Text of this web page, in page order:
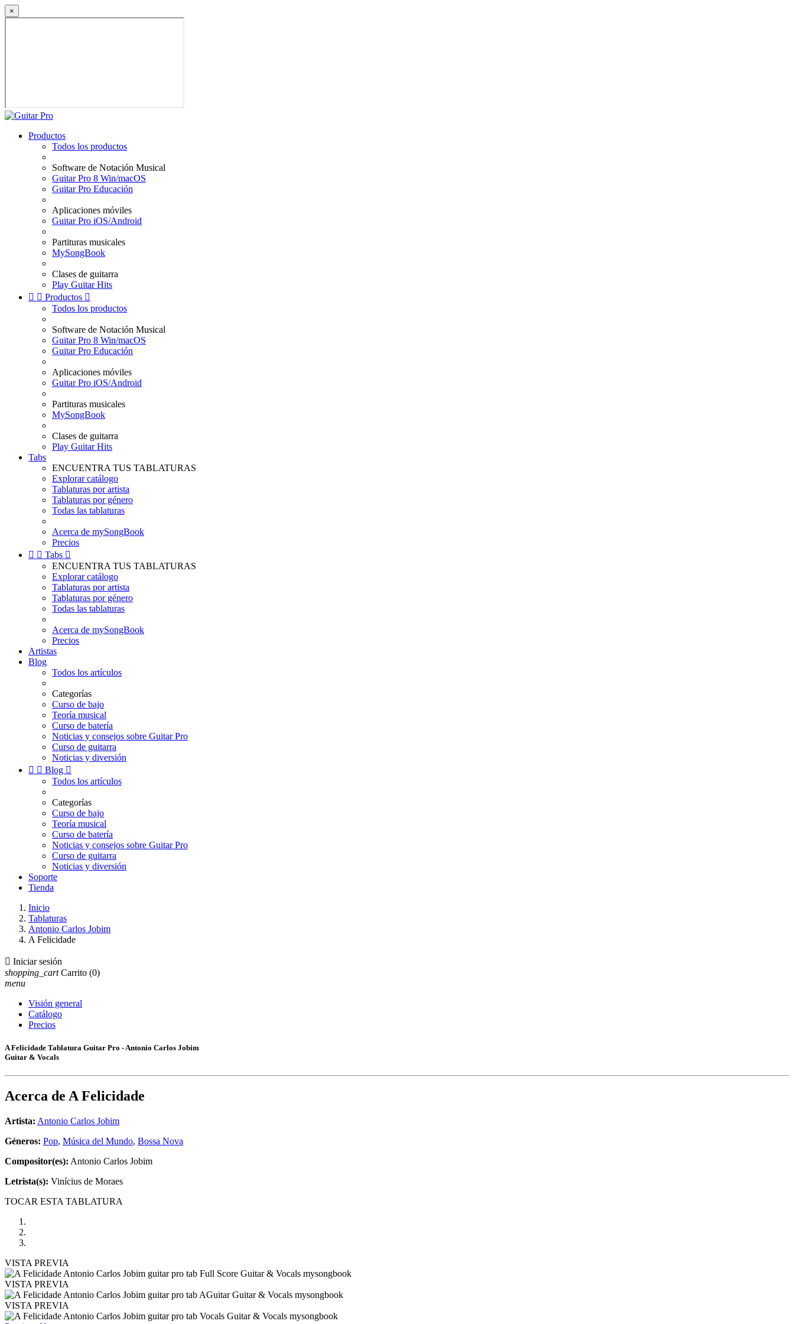
×
Productos
Todos los productos
Software de Notación Musical
Guitar Pro 8 Win/macOS
Guitar Pro Educación
Aplicaciones móviles
Guitar Pro iOS/Android
Partituras musicales
MySongBook
Clases de guitarra
Play Guitar Hits
  Productos 
Todos los productos
Software de Notación Musical
Guitar Pro 8 Win/macOS
Guitar Pro Educación
Aplicaciones móviles
Guitar Pro iOS/Android
Partituras musicales
MySongBook
Clases de guitarra
Play Guitar Hits
Tabs
ENCUENTRA TUS TABLATURAS
Explorar catálogo
Tablaturas por artista
Tablaturas por género
Todas las tablaturas
Acerca de mySongBook
Precios
  Tabs 
ENCUENTRA TUS TABLATURAS
Explorar catálogo
Tablaturas por artista
Tablaturas por género
Todas las tablaturas
Acerca de mySongBook
Precios
Artistas
Blog
Todos los artículos
Categorías
Curso de bajo
Teoría musical
Curso de batería
Noticias y consejos sobre Guitar Pro
Curso de guitarra
Noticias y diversión
  Blog 
Todos los artículos
Categorías
Curso de bajo
Teoría musical
Curso de batería
Noticias y consejos sobre Guitar Pro
Curso de guitarra
Noticias y diversión
Soporte
Tienda
Inicio
Tablaturas
Antonio Carlos Jobim
A Felicidade
 Iniciar sesión
shopping_cart Carrito (0)
menu
Visión general
Catálogo
Precios
A Felicidade Tablatura Guitar Pro - Antonio Carlos Jobim
Guitar & Vocals
Acerca de A Felicidade
Artista: Antonio Carlos Jobim
Géneros: Pop, Música del Mundo, Bossa Nova
Compositor(es): Antonio Carlos Jobim
Letrista(s): Vinícius de Moraes
TOCAR ESTA TABLATURA
VISTA PREVIA
VISTA PREVIA
VISTA PREVIA